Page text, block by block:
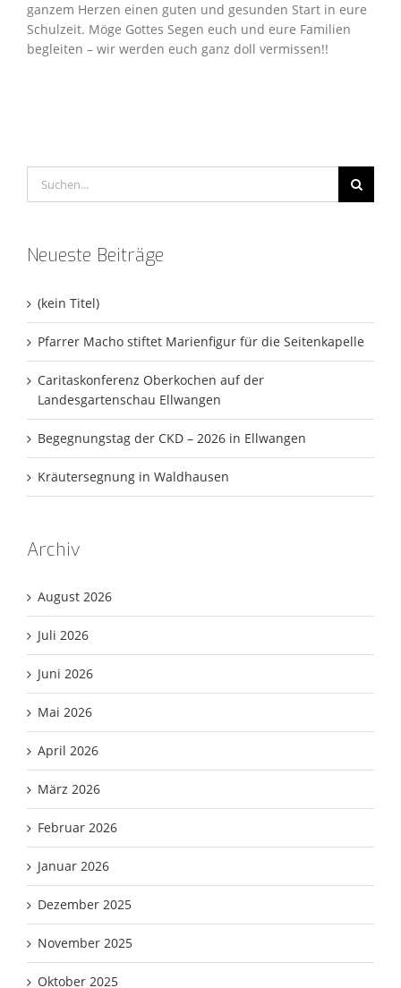
ganzem Herzen einen guten und gesunden Start in eure
Schulzeit. Möge Gottes Segen euch und eure Familien
begleiten – wir werden euch ganz doll vermissen!!
Neueste Beiträge
(kein Titel)
Pfarrer Macho stiftet Marienfigur für die Seitenkapelle
Caritaskonferenz Oberkochen auf der
Landesgartenschau Ellwangen
Begegnungstag der CKD – 2026 in Ellwangen
Kräutersegnung in Waldhausen
Archiv
August 2026
Juli 2026
Juni 2026
Mai 2026
April 2026
März 2026
Februar 2026
Januar 2026
Dezember 2025
November 2025
Oktober 2025